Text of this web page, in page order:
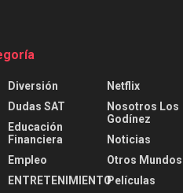
Diversión
Dudas SAT
Educación
Financiera
Empleo
ENTRETENIMIENTO
Netflix
Nosotros Los
Godínez
Noticias
Otros Mundos
Películas